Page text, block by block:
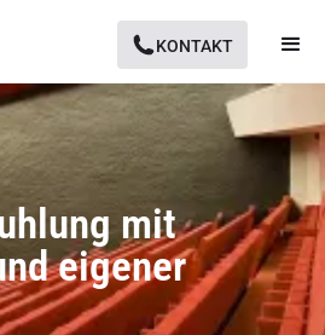
KONTAKT
mit
eigener